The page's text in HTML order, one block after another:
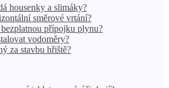
housenky a slimáky?
směrové vrtání?
přípojku plynu?
vodoměry?
za stavbu hřiště?